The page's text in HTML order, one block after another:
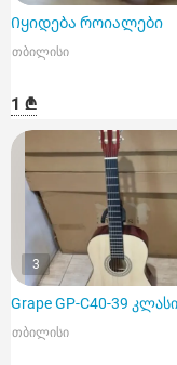
Იყიდება როიალები
თბილისი
1 ₾
3
Grape GP-C40-39
თბილისი